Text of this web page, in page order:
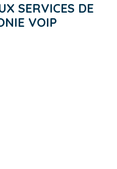
SERVICES DE
VOIP